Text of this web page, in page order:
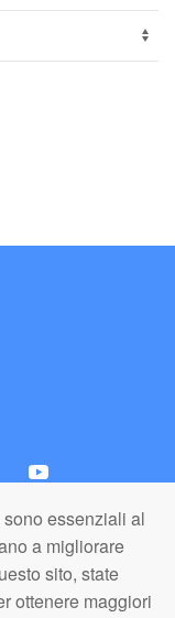
essenziali al
a migliorare
sito, state
ottenere maggiori
(APS)